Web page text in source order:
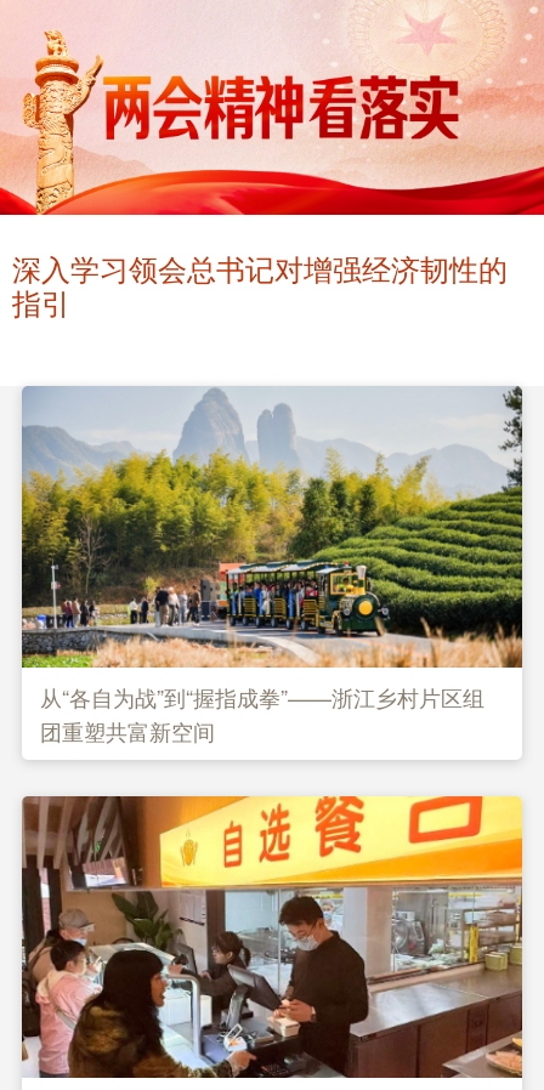
深入学习领会总书记对增强经济韧性的
指引
从“各自为战”到“握指成拳”——浙江乡村片区组
团重塑共富新空间